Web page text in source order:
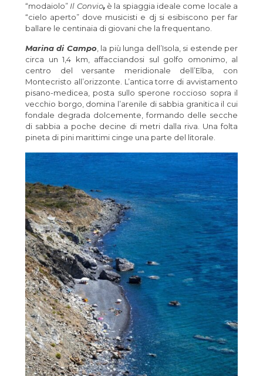
“modaiolo” Il Convio,è la spiaggia ideale come locale a
“cielo aperto” dove musicisti e dj si esibiscono per far
ballare le centinaia di giovani che la frequentano.
Marina di Campo , la più lunga dell’Isola, si estende per
circa un 1,4 km, affacciandosi sul golfo omonimo, al
centro del versante meridionale dell’Elba, con
Montecristo all’orizzonte. L’antica torre di avvistamento
pisano-medicea, posta sullo sperone roccioso sopra il
vecchio borgo, domina l’arenile di sabbia granitica il cui
fondale degrada dolcemente, formando delle secche
di sabbia a poche decine di metri dalla riva. Una folta
pineta di pini marittimi cinge una parte del litorale.